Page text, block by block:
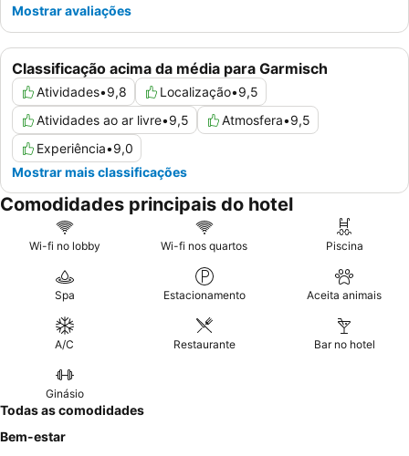
Classificação acima da média para Garmisch
Atividades•9,8 Localização•9,5
Atividades ao ar livre•9,5 Atmosfera•9,5
Experiência•9,0
Mostrar mais classificações
Mostrar avaliações
Comodidades principais do hotel
Wi-fi no lobby Wi-fi nos quartos Piscina
Spa Estacionamento Aceita animais
A/C Restaurante Bar no hotel
Ginásio
Todas as comodidades
Bem-estar